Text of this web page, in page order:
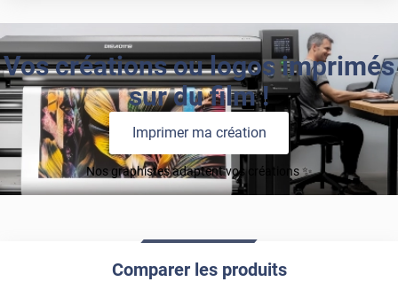
Vos créations ou logos imprimés
sur du film !
Imprimer ma création
Nos graphistes adaptent vos créations ✨
Comparer les produits